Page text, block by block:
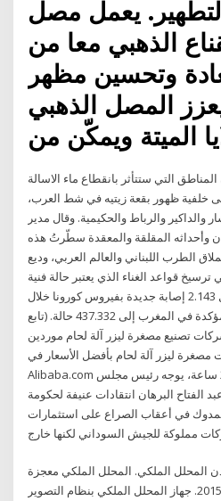
يعمل مصل
الذهبي معا من
وتحسين مظهر
المصل الذهبي
الميتة ويمكّن من
التي ستتأثر بانقطاع ماء الاسالة
خلفية ظهور بقعة زيتيه في شط العرب،
والداكير والرباط والحكيمية. وقال مدير
وأحداثه المقلقة والمعقدة سطّرتُ هذه
الطرب اللبناني والعالم العربي، وديع
قواعد الغناء الذي يعتبر حالة فنية
أعلنت وزارة الصحة عن تسجيل 2.143 إصابة جديدة بفيروس كورونا خلال
24 ساعة ليرتفع عدد الحالات المؤكدة في المغرب إلى 437.332 حالة. (تابع
تصنيع مصغرة ليزر آلة لحام موردين
مصغرة ليزر آلة لحام بأفضل الأسعار في
Alibaba.com للمرة الثانية خلال أقل من 24 ساعة، يوجه رئيس مجلس
الفتاح البرهان انتقادات عنيفة لحكومة
في أعقاب الصراع على استثمارات
مملوكة للجيش السوداني لكنها خارج
المحلل الملكي. المحلل الملكي معجزة
العصر وافضل تكنولوجيا لعام 2015. جهاز المحلل الملكي بنظام التصوير